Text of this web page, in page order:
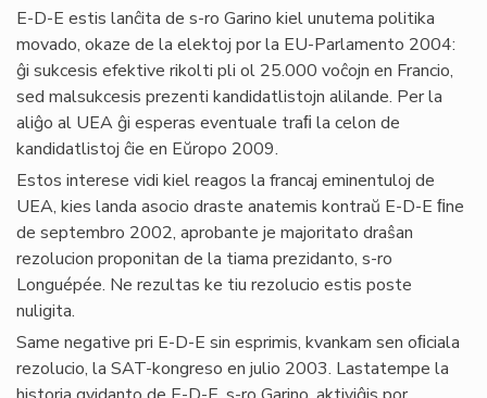
E-D-E estis lanĉita de s-ro Garino kiel unutema politika
movado, okaze de la elektoj por la EU-Parlamento 2004:
ĝi sukcesis efektive rikolti pli ol 25.000 voĉojn en Francio,
sed malsukcesis prezenti kandidatlistojn alilande. Per la
aliĝo al UEA ĝi esperas eventuale traﬁ la celon de
kandidatlistoj ĉie en Eŭropo 2009.
Estos interese vidi kiel reagos la francaj eminentuloj de
UEA, kies landa asocio draste anatemis kontraŭ E-D-E ﬁne
de septembro 2002, aprobante je majoritato draŝan
rezolucion proponitan de la tiama prezidanto, s-ro
Longuépée. Ne rezultas ke tiu rezolucio estis poste
nuligita.
Same negative pri E-D-E sin esprimis, kvankam sen oﬁciala
rezolucio, la SAT-kongreso en julio 2003. Lastatempe la